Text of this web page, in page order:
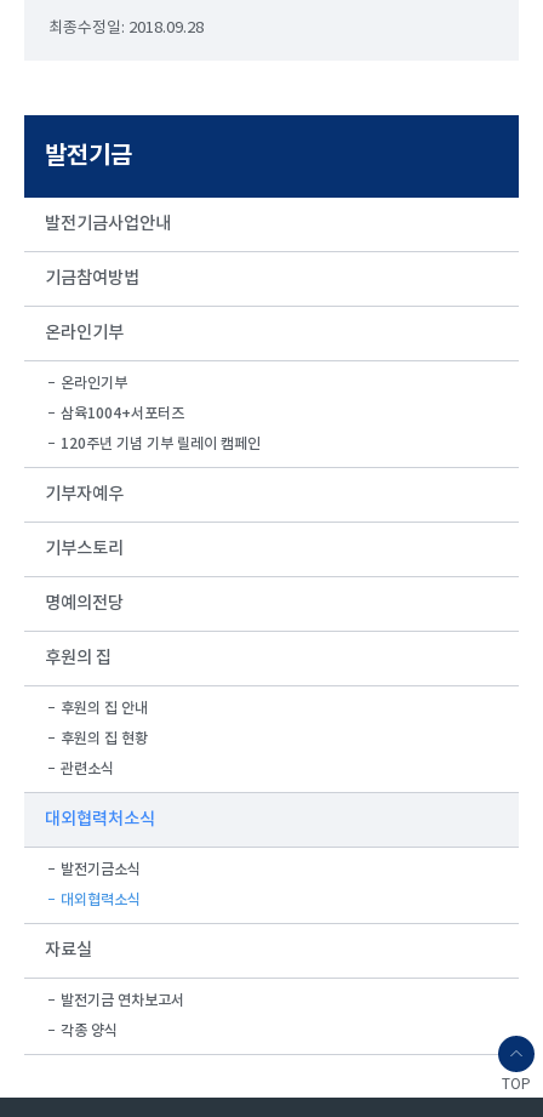
최종수정일: 2018.09.28
발전기금
발전기금사업안내
기금참여방법
온라인기부
온라인기부
삼육1004+서포터즈
120주년 기념 기부 릴레이 캠페인
기부자예우
기부스토리
명예의전당
후원의 집
후원의 집 안내
후원의 집 현황
관련소식
대외협력처소식
발전기금소식
대외협력소식
자료실
발전기금 연차보고서
각종 양식
TOP